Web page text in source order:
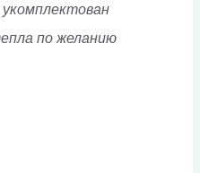
по желанию